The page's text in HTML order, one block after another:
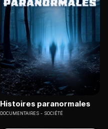
Histoires paranormales
DOCUMENTAIRES SOCIÉTÉ